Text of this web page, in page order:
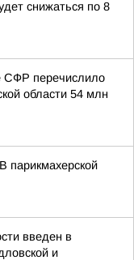
снижаться по 8
СФР перечислило
области 54 млн
парикмахерской
введен в
и